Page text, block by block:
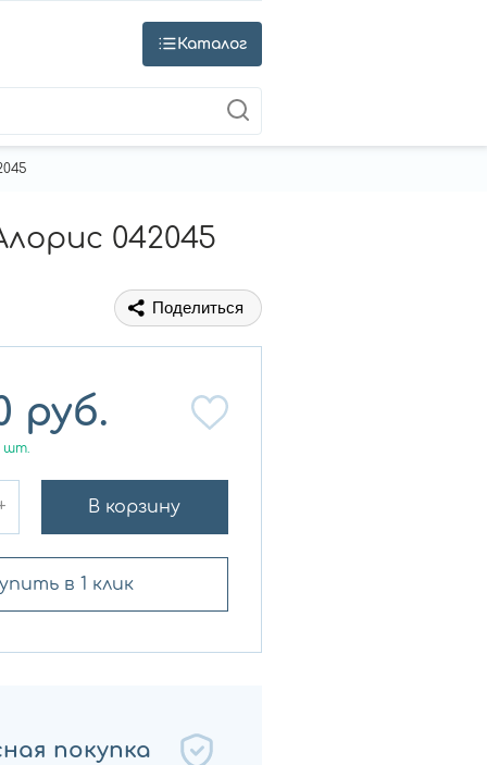
Каталог
042045
Поделиться
руб.
В корзину
в 1 клик
покупка